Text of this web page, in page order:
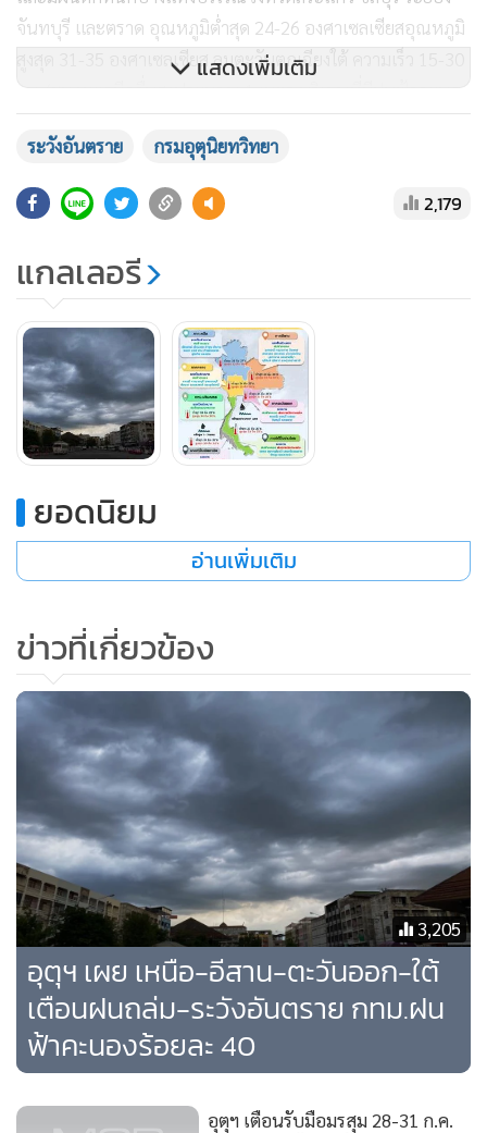
จันทบุรี และตราด อุณหภูมิต่ำสุด 24-26 องศาเซลเซียสอุณหภูมิ
สูงสุด 31-35 องศาเซลเซียส ลมตะวันตกเฉียงใต้ ความเร็ว 15-30
กม./ชม.ทะเลมีคลื่นสูงประมาณ 1 เมตร บริเวณที่มีฝนฟ้าคะนอง
คลื่นสูง 1-2 เมตร
ภาคใต้ (ฝั่งตะวันออก) เมฆมาก กับมีฝนฟ้าคะนอง ร้อยละ 60
ของพื้นที่ และมีฝนตกหนักบางแห่งบริเวณจังหวัดชุมพร
23-26 องศาเซลเซียส อุณหภูมิสูงสุด 33-35 องศาเซลเซียสลม
ตะวันตกเฉียงใต้ ความเร็ว 15-30 กม./ชม.ทะเลมีคลื่นสูง
ประมาณ 1 เมตร บริเวณที่มีฝนฟ้าคะนองคลื่นสูงประมาณ 2
เมตร
ภาคใต้ (ฝั่งตะวันตก) เมฆมาก กับมีฝนฟ้าคะนอง ร้อยละ 60 ของ
พื้นที่ และมีฝนตกหนักบางแห่งบริเวณจังหวัดระนอง พังงา ภูเก็ต
และกระบี่ อุณหภูมิต่ำสุด 24-26 องศาเซลเซียส อุณหภูมิสูงสุด
30-34 องศาเซลเซียส ลมตะวันตกเฉียงใต้ ความเร็ว 15-35 กม./
ชม.ทะเลมีคลื่นสูง 1-2 เมตร บริเวณที่มีฝนฟ้าคะนองคลื่นสูง
กรุงเทพมหานคร และปริมณฑล เมฆเป็นส่วนมาก กับมีฝนฟ้า
คะนอง ร้อยละ 40 ของพื้นที่อุณหภูมิต่ำสุด 24-26 องศาเซลเซียส
อุณหภูมิสูงสุด 34-36 องศาเซลเซียส ลมตะวันตกเฉียงใต้
ความเร็ว 10-25 กม./ชม.
แสดงเพิ่มเติม
ระวังอันตราย กรมอุตุนิยทวิทยา
2,179
แกลเลอรี
ยอดนิยม
อ่านเพิ่มเติม
ข่าวที่เกี่ยวข้อง
3,205
อุตุฯ เผย เหนือ-อีสาน-ตะวันออก-ใต้
เตือนฝนถล่ม-ระวังอันตราย กทม.ฝน
ฟ้าคะนองร้อยละ 40
อุตุฯ เตือนรับมือมรสุม 28-31 ก.ค.